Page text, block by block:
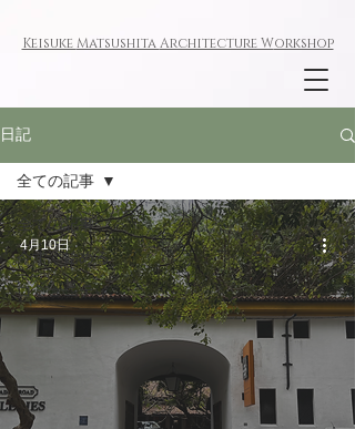
KeisukeMatsushitaArchitecture Workshop
日記
全ての記事
今すぐ始める
コミュニティ
全ての記事
4月10日